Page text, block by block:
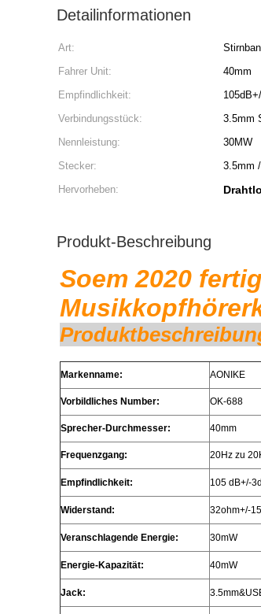
Detailinformationen
Art:
Fahrer Unit:
40mm
Empfindlichkeit:
Verbindungsstück:
3.5mm
Nennleistung:
30MW
Stecker:
3.5mm
Hervorheben:
Produkt-Beschreibung
Soem 2020
Markenname: AONIKE
Vorbildliches Number: OK-688
Sprecher-Durchmesser: 40mm
Frequenzgang: 20Hz zu
Empfindlichkeit: 105 dB+/-
Widerstand: 32ohm+/-
Veranschlagende Energie: 30mW
Energie-Kapazität: 40mW
Jack: